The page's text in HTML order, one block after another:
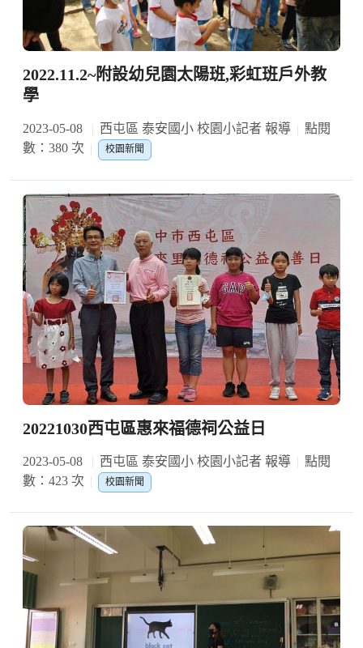
2022.11.2~附設幼兒園太陽班,彩虹班戶外教
學
2023-05-08 西屯區 泰安國小 校園小記者 報導
點閱
數：380 次
校園新聞
20221030西屯區惠來福德祠公益日
2023-05-08 西屯區 泰安國小 校園小記者 報導
點閱
數：423 次
校園新聞